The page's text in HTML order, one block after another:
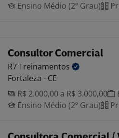
Ensino Médio (2º Grau)
Consultor Comercial
R7Treinamentos
Fortaleza - CE
R$ 2.000,00 a R$ 3.000,00
Ensino Médio (2º Grau)